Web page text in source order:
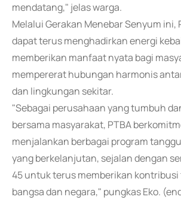
mendatang," jelas warga.
Melalui Gerakan Menebar Senyum ini,
dapat terus menghadirkan energi
memberikan manfaat nyata bagi
mempererat hubungan harmonis
dan lingkungan sekitar.
"Sebagai perusahaan yang tumbuh
bersama masyarakat, PTBA
menjalankan berbagai program
yang berkelanjutan, sejalan dengan
45 untuk terus memberikan kontribusi
bangsa dan negara," pungkas Eko.